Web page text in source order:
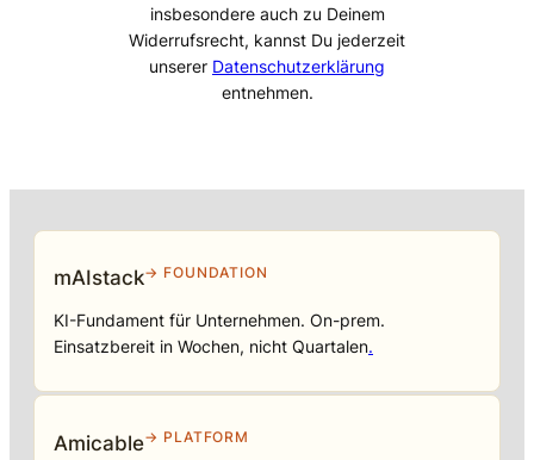
insbesondere auch zu Deinem
Widerrufsrecht, kannst Du jederzeit
unserer Datenschutzerklärung
entnehmen.
mAIstack→ FOUNDATION
KI-Fundament für Unternehmen. On-prem.
Einsatzbereit in Wochen, nicht Quartalen.
Amicable→ PLATFORM